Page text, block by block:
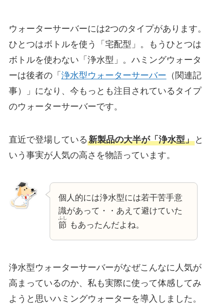
ウォーターサーバーには2つのタイプがあります。
ひとつはボトルを使う「宅配型」。もうひとつは
ボトルを使わない「浄水型」。ハミングウォータ
ーは後者の「 浄水型ウォーターサーバー （関連記
事）」になり、今もっとも注目されているタイプ
のウォーターサーバーです。
直近で登場している新製品の大半が「浄水型」と
いう事実が人気の高さを物語っています。
個人的には浄水型には若干苦手意
識があって・・あえて避けていた
節
ふし
もあったんだよね。
浄水型ウォーターサーバーがなぜこんなに人気が
高まっているのか、私も実際に使って体感してみ
ようと思いハミングウォーターを導入しました。